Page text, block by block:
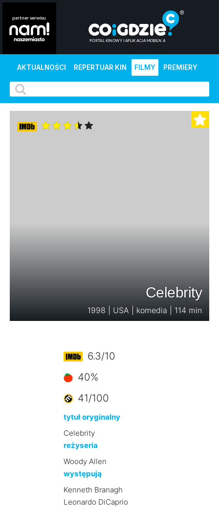
AKTUALNOŚCI REPERTUAR KIN FILMY PREMIERY
Celebrity
1998 | USA | komedia | 114 min
6.3/10
40%
41/100
tytuł oryginalny
Celebrity
reżyseria
Woody Allen
występują
Kenneth Branagh
Leonardo DiCaprio